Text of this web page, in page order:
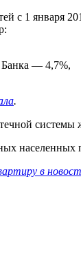
с 1 января
Банка — 4,7%,
.
в